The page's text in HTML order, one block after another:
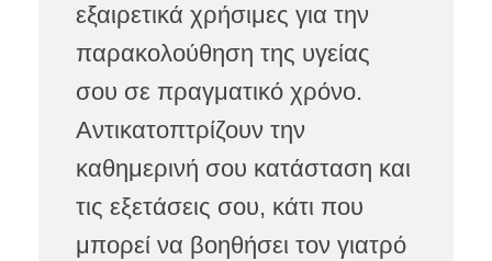
εξαιρετικά χρήσιμες για την
παρακολούθηση της υγείας
σου σε πραγματικό χρόνο.
Αντικατοπτρίζουν την
καθημερινή σου κατάσταση και
τις εξετάσεις σου, κάτι που
μπορεί να βοηθήσει τον γιατρό